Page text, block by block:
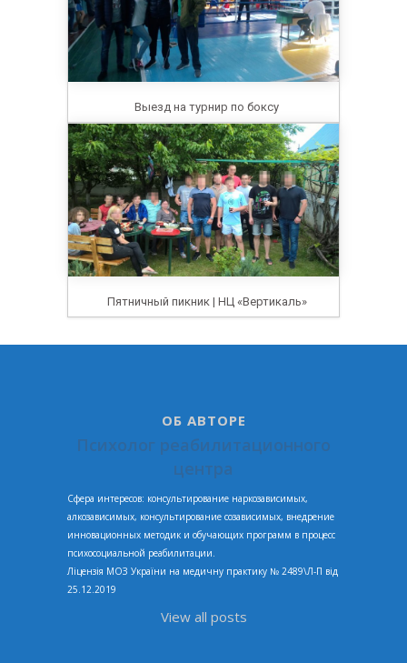
Выезд на турнир по боксу
Пятничный пикник | НЦ «Вертикаль»
ОБ АВТОРЕ
Психолог реабилитационного
центра
Сфера интересов: консультирование наркозависимых,
алкозависимых, консультирование созависимых, внедрение
инновационных методик и обучающих программ в процесс
психосоциальной реабилитации.
Ліцензія МОЗ України на медичну практику № 2489\Л-П від
25.12.2019
View all posts